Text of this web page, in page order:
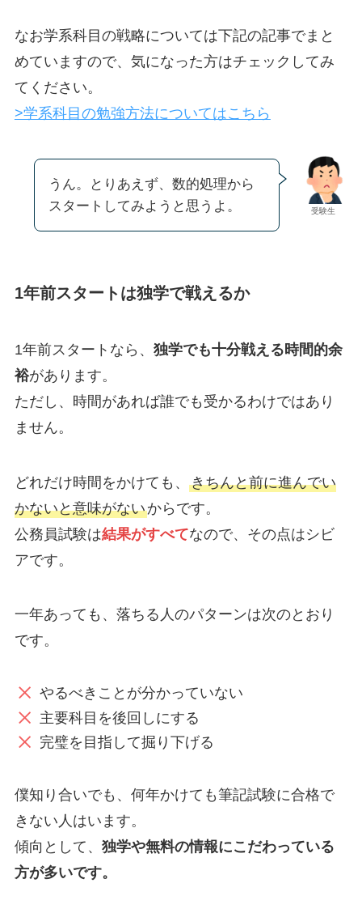
なお学系科目の戦略については下記の記事でまと
めていますので、気になった方はチェックしてみ
てください。
>学系科目の勉強方法についてはこちら
受験生
うん。とりあえず、数的処理から
スタートしてみようと思うよ。
1年前スタートは独学で戦えるか
1年前スタートなら、 独学でも十分戦える時間的余
裕があります。
ただし、時間があれば誰でも受かるわけではあり
ません。
どれだけ時間をかけても、 きちんと前に進んでい
かないと意味がないからです。
公務員試験は結果がすべてなので、その点はシビ
アです。
一年あっても、落ちる人のパターンは次のとおり
です。
やるべきことが分かっていない
主要科目を後回しにする
完璧を目指して掘り下げる
僕知り合いでも、何年かけても筆記試験に合格で
きない人はいます。
傾向として、 独学や無料の情報にこだわっている
方が多いです。